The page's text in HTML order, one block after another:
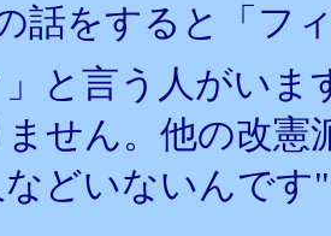
話をすると「フ
と言う人がいま
せん。他の改憲
などいないんです"